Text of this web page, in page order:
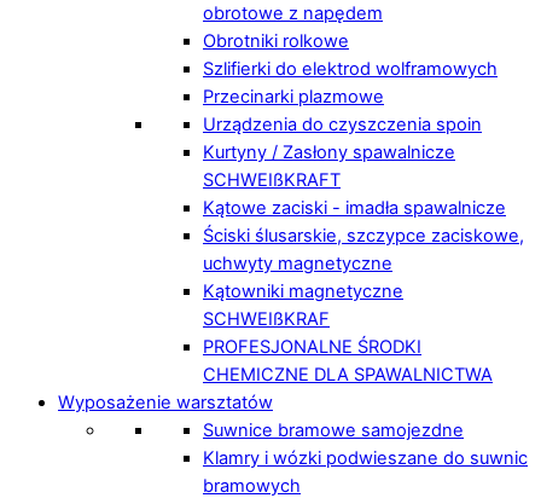
obrotowe z napędem
Obrotniki rolkowe
Szlifierki do elektrod wolframowych
Przecinarki plazmowe
Urządzenia do czyszczenia spoin
Kurtyny / Zasłony spawalnicze
SCHWEIßKRAFT
Kątowe zaciski - imadła spawalnicze
Ściski ślusarskie, szczypce zaciskowe,
uchwyty magnetyczne
Kątowniki magnetyczne
SCHWEIßKRAF
PROFESJONALNE ŚRODKI
CHEMICZNE DLA SPAWALNICTWA
Wyposażenie warsztatów
Suwnice bramowe samojezdne
Klamry i wózki podwieszane do suwnic
bramowych